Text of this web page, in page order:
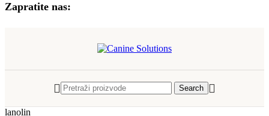
Zapratite nas:
Search
lanolin